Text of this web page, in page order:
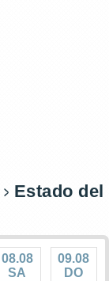
Estado del
08.08
SA
09.08
DO